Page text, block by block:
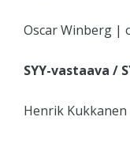
Oscar Winberg |
SYY-vastaava /
Henrik